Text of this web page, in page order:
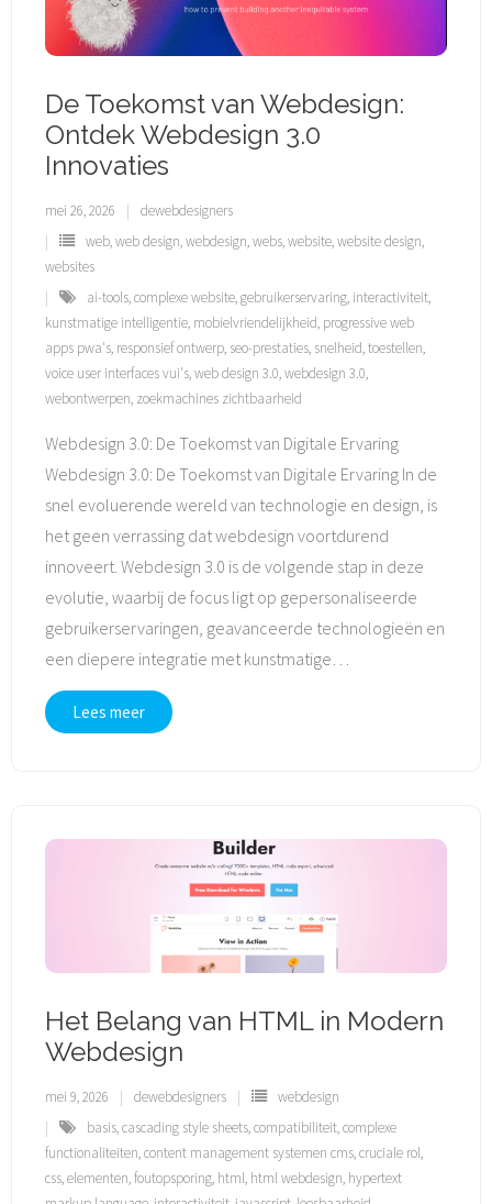
De Toekomst van Webdesign:
Ontdek Webdesign 3.0
Innovaties
mei 26, 2026
dewebdesigners
web,web design,webdesign,webs,website,website design,
websites
ai-tools,complexe website,gebruikerservaring, interactiviteit,
kunstmatige intelligentie, mobielvriendelijkheid, progressive web
apps pwa's, responsief ontwerp, seo-prestaties, snelheid,toestellen,
voice user interfaces vui's,web design 3.0,webdesign 3.0,
webontwerpen, zoekmachines zichtbaarheid
Webdesign 3.0: De Toekomst van Digitale Ervaring
Webdesign 3.0: De Toekomst van Digitale Ervaring In de
snel evoluerende wereld van technologie en design, is
het geen verrassing dat webdesign voortdurend
innoveert. Webdesign 3.0 is de volgende stap in deze
evolutie, waarbij de focus ligt op gepersonaliseerde
gebruikerservaringen, geavanceerde technologieën en
een diepere integratie met kunstmatige…
Lees meer
Het Belang van HTML in Modern
Webdesign
mei 9, 2026 dewebdesigners
webdesign
basis,cascading style sheets,compatibiliteit,complexe
functionaliteiten,content management systemen cms,cruciale rol,
css,elementen,foutopsporing, html, html webdesign, hypertext